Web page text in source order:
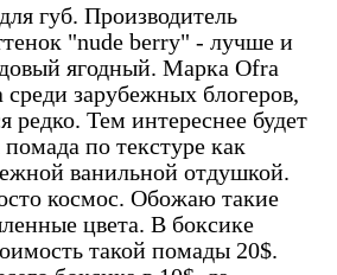
губ. Производитель
"nude berry" - лучше и
ягодный. Марка Ofra
среди зарубежных блогеров,
редко. Тем интереснее будет
по текстуре как
ванильной отдушкой.
космос. Обожаю такие
цвета. В боксике
такой помады 20$.